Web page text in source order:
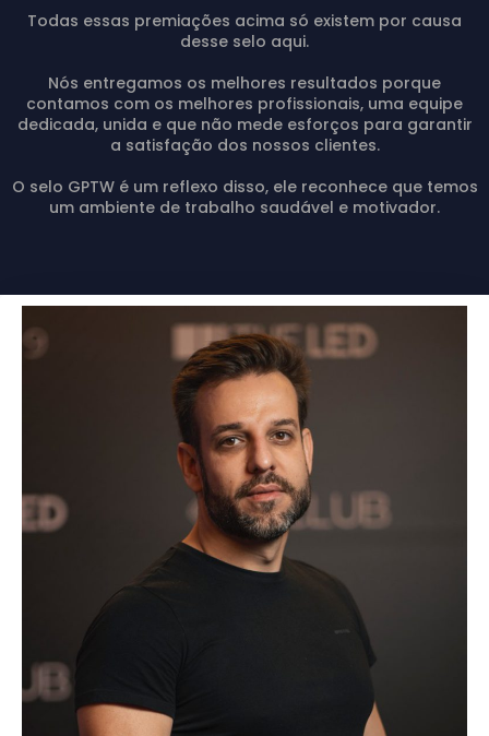
Todas essas premiações acima só existem por causa
desse selo aqui.
Nós entregamos os melhores resultados porque
contamos com os melhores profissionais, uma equipe
dedicada, unida e que não mede esforços para garantir
a satisfação dos nossos clientes.
O selo GPTW é um reflexo disso, ele reconhece que temos
um ambiente de trabalho saudável e motivador.